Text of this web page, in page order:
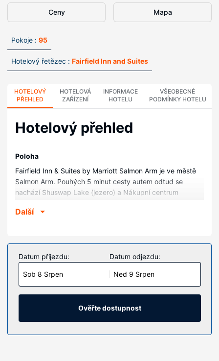
Ceny Mapa
Pokoje : 95
Hotelový řetězec : Fairfield Inn and Suites
HOTELOVÝ
PŘEHLED
HOTELOVÁ
ZAŘÍZENÍ
INFORMACE
HOTELU
VŠEOBECNÉ
PODMÍNKY HOTELU
Hotelový přehled
Poloha
Fairfield Inn & Suites by Marriott Salmon Arm je ve městě
Salmon Arm. Pouhých 5 minut cesty autem odtud se
nachází Shuswap Lake (jezero) a Nákupní centrum
Přístavní molo Salmon Arm Wharf a 2,1 km od Přírodní park
V jednom z 95 pokojů, k jejichž vybavení patří LED
televize, se budete cítit jako doma. Bezdrátový internet
zdarma vám zajistí spojení se světem a televize, která
nabízí digitální kanály, dobrou zábavu. Soukromé
koupelny nabízí vybavení, jehož součástí jsou vana se
sprchou, značkové toaletní potřeby a vysoušeč vlasů.
Další užitečné vybavení a služby: telefon, psací stůl a
Další
Datum příjezdu:
Sob 8 Srpen
Datum odjezdu:
Ned 9 Srpen
Ověřte dostupnost